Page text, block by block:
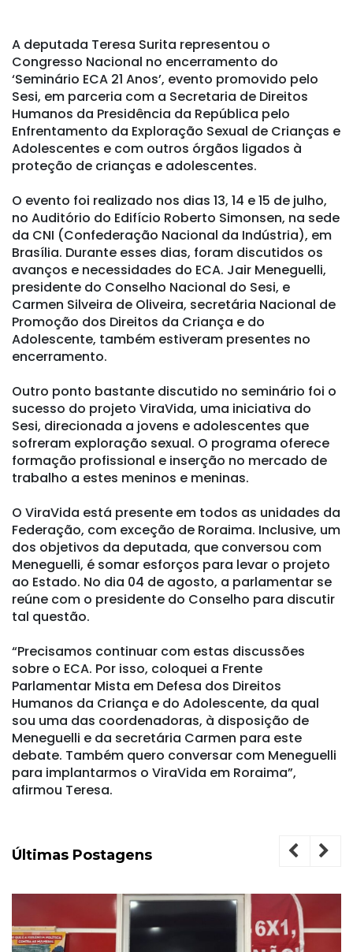
A deputada Teresa Surita representou o
Congresso Nacional no encerramento do
‘Seminário ECA 21 Anos’, evento promovido pelo
Sesi, em parceria com a Secretaria de Direitos
Humanos da Presidência da República pelo
Enfrentamento da Exploração Sexual de Crianças e
Adolescentes e com outros órgãos ligados à
proteção de crianças e adolescentes.
O evento foi realizado nos dias 13, 14 e 15 de julho,
no Auditório do Edifício Roberto Simonsen, na sede
da CNI (Confederação Nacional da Indústria), em
Brasília. Durante esses dias, foram discutidos os
avanços e necessidades do ECA. Jair Meneguelli,
presidente do Conselho Nacional do Sesi, e
Carmen Silveira de Oliveira, secretária Nacional de
Promoção dos Direitos da Criança e do
Adolescente, também estiveram presentes no
encerramento.
Outro ponto bastante discutido no seminário foi o
sucesso do projeto ViraVida, uma iniciativa do
Sesi, direcionada a jovens e adolescentes que
sofreram exploração sexual. O programa oferece
formação profissional e inserção no mercado de
trabalho a estes meninos e meninas.
O ViraVida está presente em todos as unidades da
Federação, com exceção de Roraima. Inclusive, um
dos objetivos da deputada, que conversou com
Meneguelli, é somar esforços para levar o projeto
ao Estado. No dia 04 de agosto, a parlamentar se
reúne com o presidente do Conselho para discutir
tal questão.
“Precisamos continuar com estas discussões
sobre o ECA. Por isso, coloquei a Frente
Parlamentar Mista em Defesa dos Direitos
Humanos da Criança e do Adolescente, da qual
sou uma das coordenadoras, à disposição de
Meneguelli e da secretária Carmen para este
debate. Também quero conversar com Meneguelli
para implantarmos o ViraVida em Roraima”,
afirmou Teresa.
Últimas Postagens